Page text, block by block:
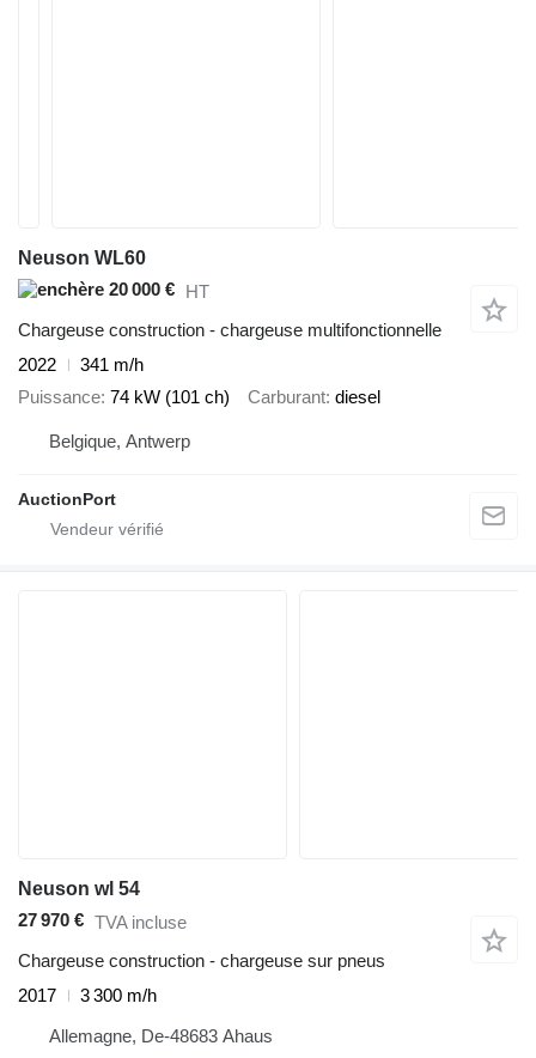
Neuson WL60
20 000 € HT
Chargeuse construction - chargeuse multifonctionnelle
2022
341 m/h
Puissance 74 kW (101 ch) Carburant diesel
Belgique, Antwerp
AuctionPort
Neuson wl 54
27 970 € TVA incluse
Chargeuse construction - chargeuse sur pneus
2017
3 300 m/h
Allemagne, De-48683 Ahaus